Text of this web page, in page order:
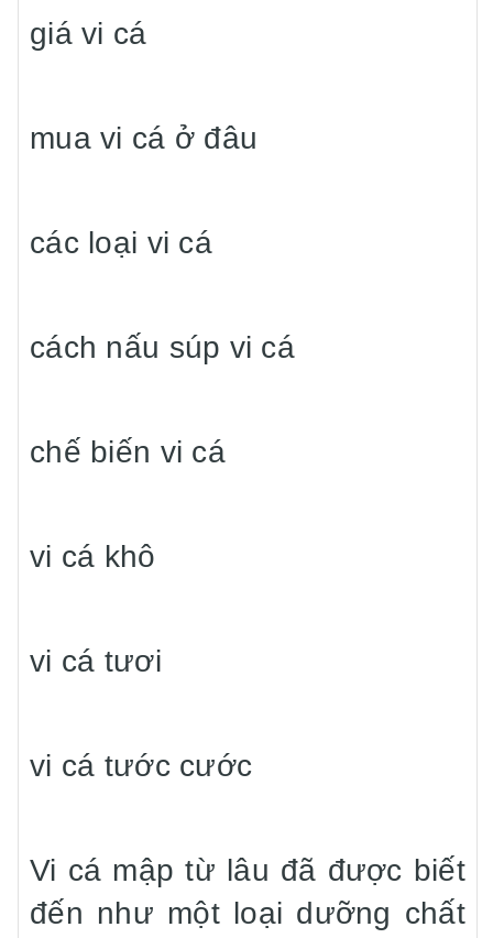
giá vi cá
mua vi cá ở đâu
các loại vi cá
cách nấu súp vi cá
chế biến vi cá
vi cá khô
vi cá tươi
vi cá tước cước
Vi cá mập từ lâu đã được biết
đến như một loại dưỡng chất